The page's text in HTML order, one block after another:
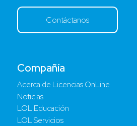
Compañía
Acerca de Licencias OnLine
Noticias
LOL Educación
LOL Servicios
Contáctanos